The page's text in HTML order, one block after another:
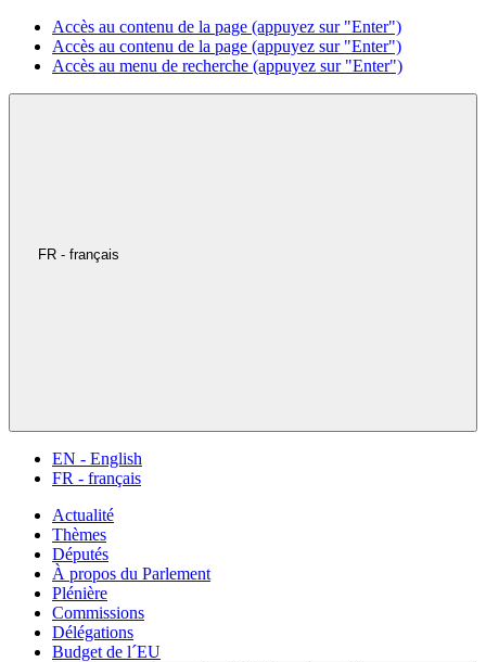
Accès au contenu de la page (appuyez sur "Enter")
Accès au contenu de la page (appuyez sur "Enter")
Accès au menu de recherche (appuyez sur "Enter")
FR - français
EN - English
FR - français
Actualité
Thèmes
Députés
À propos du Parlement
Plénière
Commissions
Délégations
Budget de l´EU